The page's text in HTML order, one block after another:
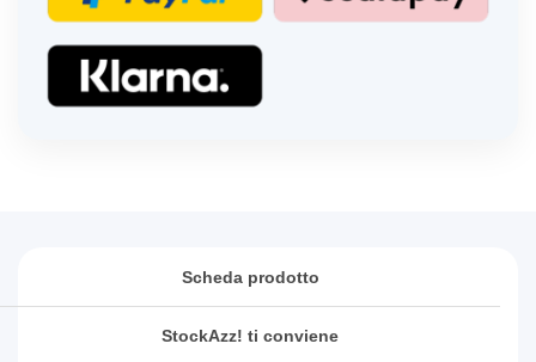
Scheda prodotto
StockAzz! ti conviene